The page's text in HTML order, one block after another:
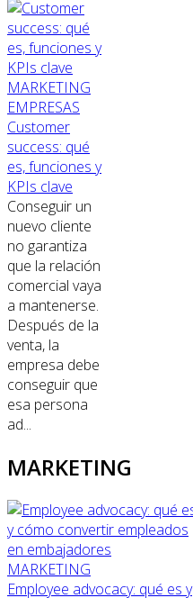
MARKETING
EMPRESAS
Customer
success: qué
es, funciones y
KPIs clave
Conseguir un
nuevo cliente
no garantiza
que la relación
comercial vaya
a mantenerse.
Después de la
venta, la
empresa debe
conseguir que
esa persona
ad...
MARKETING
MARKETING
Employee advocacy: qué es y